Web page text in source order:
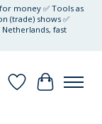
money ✅ Tools as
(trade) shows ✅
Netherlands, fast
Verlanglijst